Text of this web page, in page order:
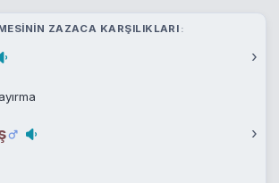
ZAZACA KARŞILIKLARI
›
›